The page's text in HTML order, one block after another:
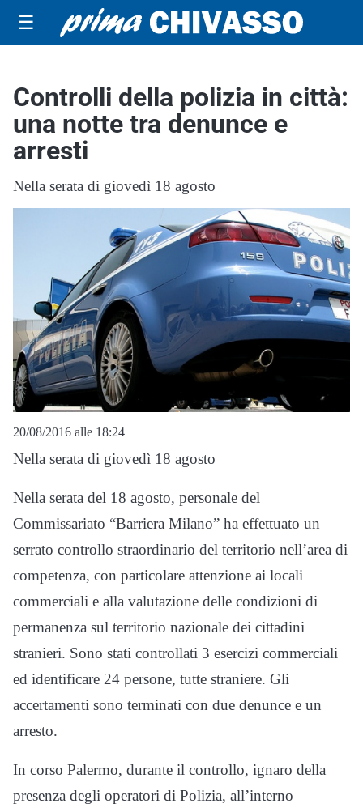
☰
Controlli della polizia in città:
una notte tra denunce e
arresti
Nella serata di giovedì 18 agosto
20/08/2016 alle 18:24
Nella serata di giovedì 18 agosto
Nella serata del 18 agosto, personale del
Commissariato “Barriera Milano” ha effettuato un
serrato controllo straordinario del territorio nell’area di
competenza, con particolare attenzione ai locali
commerciali e alla valutazione delle condizioni di
permanenza sul territorio nazionale dei cittadini
stranieri. Sono stati controllati 3 esercizi commerciali
ed identificare 24 persone, tutte straniere. Gli
accertamenti sono terminati con due denunce e un
arresto.
In corso Palermo, durante il controllo, ignaro della
presenza degli operatori di Polizia, all’interno